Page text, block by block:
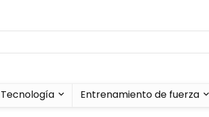
Tecnología Entrenamiento de fuerza